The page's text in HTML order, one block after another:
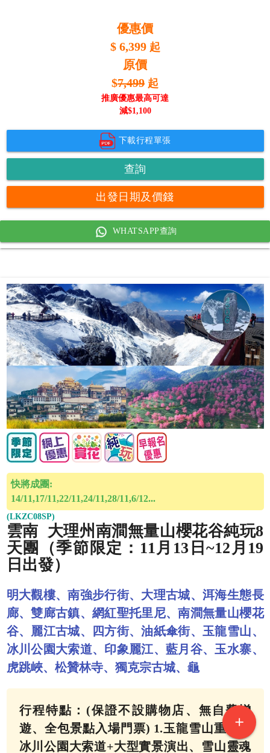
優惠價
$ 6,399 起
原價
$7,499 起
推廣優惠最高可達
減$1,100
下載行程單張
查詢
出發日期及價錢
WHATSAPP查詢
快將成團:
14/11,17/11,22/11,24/11,28/11,6/12...
(LKZC08SP)
雲南 大理州南澗無量山櫻花谷純玩8
天團（季節限定：11月13日~12月19
日出發）
明大觀樓、南強步行街、大理古城、洱海生態長
廊、雙廊古鎮、網紅聖托里尼、南澗無量山櫻花
谷、麗江古城、四方街、油紙傘街、玉龍雪山、
冰川公園大索道、印象麗江、藍月谷、玉水寨、
虎跳峽、松贊林寺、獨克宗古城、龜
行程特點：(保證不設購物店、無自費增
遊、全包景點入場門票) 1.玉龍雪山重本包
冰川公園大索道+大型實景演出、雪山靈魂
add